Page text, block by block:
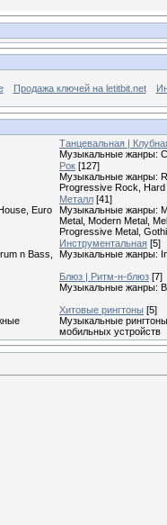
Продажа ключей на letitbit.net
Танцевальная |
Музыкальные жанры:
Рок [127]
Музыкальные жанры:
Progressive Rock,
Euro
Металл [41]
Музыкальные жанры:
Metal, Modern Metal,
Progressive Metal,
n Bass,
Инструментальная [5]
Музыкальные жанры:
Блюз | Ритм-н-блюз [7]
Музыкальные жанры:
Хитовые рингтоны [5]
Музыкальные
мобильных устройств